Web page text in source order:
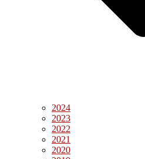
2024
2023
2022
2021
2020